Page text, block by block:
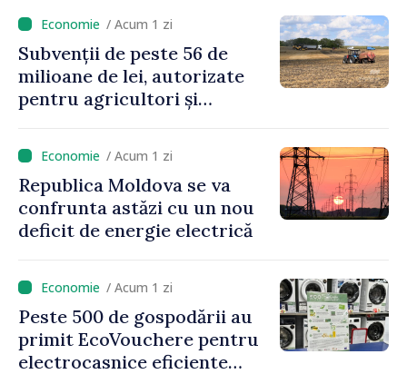
mari pentru bănci, tutun și
jocurile de noroc
/ Acum 1 zi
Subvenții de peste 56 de
milioane de lei, autorizate
pentru agricultori și
rurală în luna iulie
/ Acum 1 zi
Republica Moldova se va
confrunta astăzi cu un nou
deficit de energie electrică
/ Acum 1 zi
Peste 500 de gospodării au
primit EcoVouchere pentru
electrocasnice eficiente